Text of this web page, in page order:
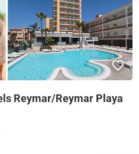
Reymar/Reymar Playa